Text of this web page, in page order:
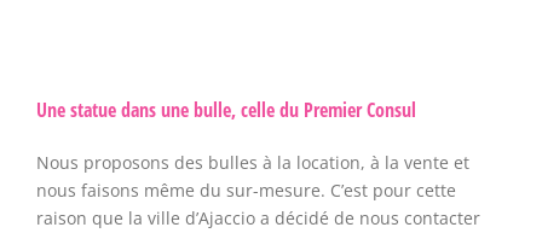
Une statue dans une bulle, celle du Premier Consul
Nous proposons des bulles à la location, à la vente et
nous faisons même du sur-mesure. C’est pour cette
raison que la ville d’Ajaccio a décidé de nous contacter